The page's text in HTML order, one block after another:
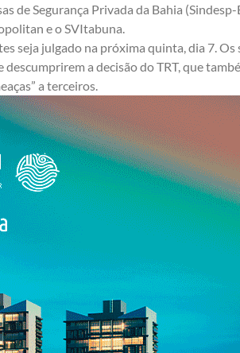
de Segurança Privada da Bahia (Sindesp-
e o SVItabuna.
seja julgado na próxima quinta, dia 7. Os
a decisão do TRT, que
a terceiros.